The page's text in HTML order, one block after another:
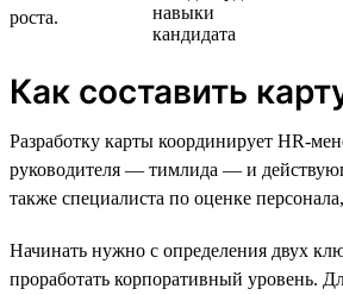
роста.
Как составить
Разработку карты координирует HR-
руководителя — тимлида — и
также специалиста по оценке
Начинать нужно с определения двух
проработать корпоративный уровень.